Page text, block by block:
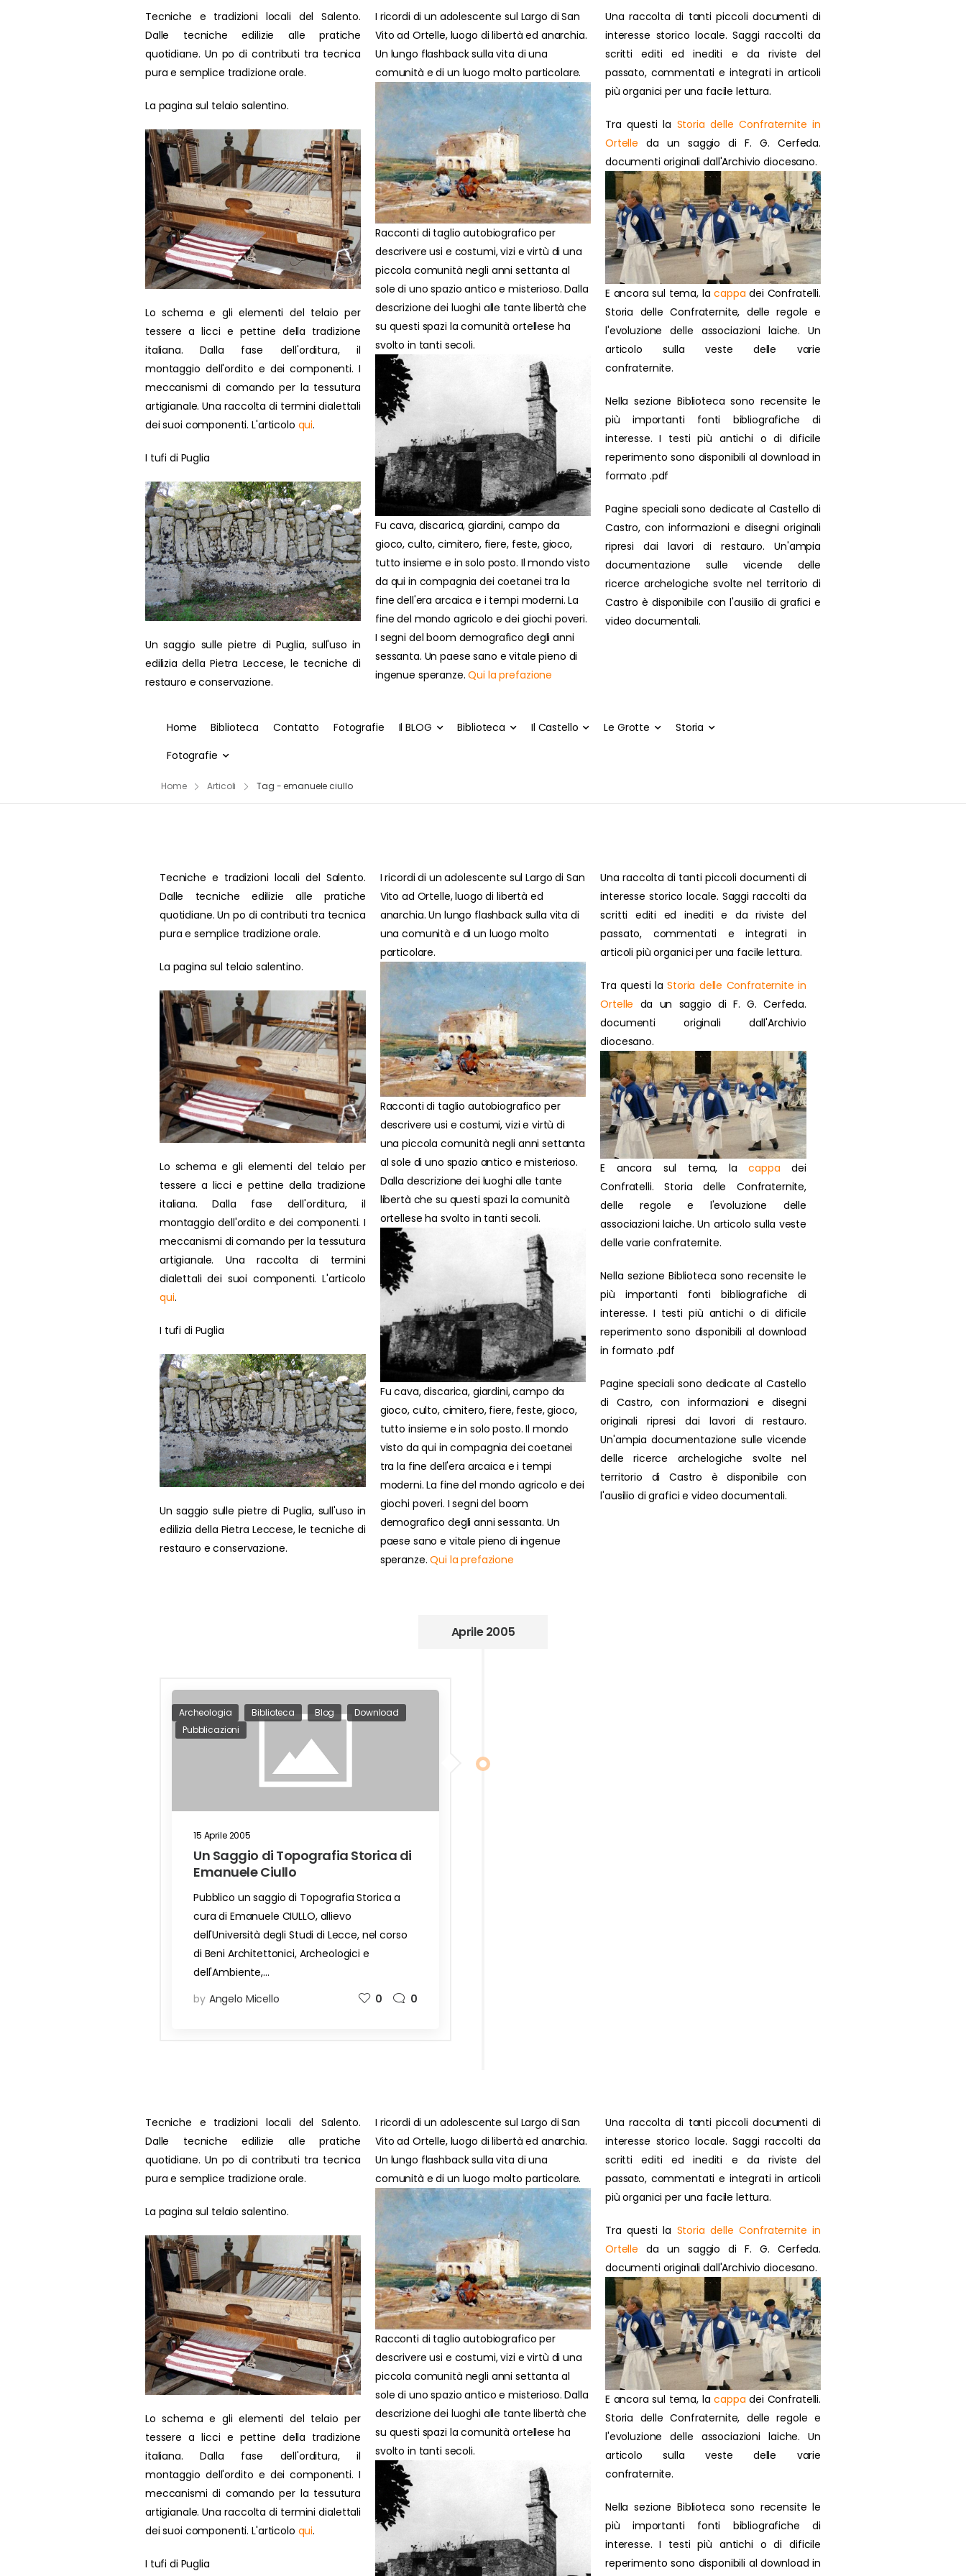
Tecniche e tradizioni locali del Salento.
Dalle tecniche edilizie alle pratiche
quotidiane. Un po di contributi tra tecnica
pura e semplice tradizione orale.
La pagina sul telaio salentino.
Lo schema e gli elementi del telaio per
tessere a licci e pettine della tradizione
italiana. Dalla fase dell'orditura, il
montaggio dell'ordito e dei componenti. I
meccanismi di comando per la tessutura
artigianale. Una raccolta di termini dialettali
dei suoi componenti. L'articolo qui.
I tufi di Puglia
Un saggio sulle pietre di Puglia, sull'uso in
edilizia della Pietra Leccese, le tecniche di
restauro e conservazione.
I ricordi di un adolescente sul Largo di San
Vito ad Ortelle, luogo di libertà ed anarchia.
Un lungo flashback sulla vita di una
comunità e di un luogo molto particolare.
Racconti di taglio autobiografico per
descrivere usi e costumi, vizi e virtù di una
piccola comunità negli anni settanta al
sole di uno spazio antico e misterioso. Dalla
descrizione dei luoghi alle tante libertà che
su questi spazi la comunità ortellese ha
svolto in tanti secoli.
Fu cava, discarica, giardini, campo da
gioco, culto, cimitero, fiere, feste, gioco,
tutto insieme e in solo posto. Il mondo visto
da qui in compagnia dei coetanei tra la
fine dell'era arcaica e i tempi moderni. La
fine del mondo agricolo e dei giochi poveri.
I segni del boom demografico degli anni
sessanta. Un paese sano e vitale pieno di
ingenue speranze.Qui la prefazione
Una raccolta di tanti piccoli documenti di
interesse storico locale. Saggi raccolti da
scritti editi ed inediti e da riviste del
passato, commentati e integrati in articoli
più organici per una facile lettura.
Tra questi la Storia delle Confraternite in
Ortelle da un saggio di F. G. Cerfeda.
documenti originali dall'Archivio diocesano.
E ancora sul tema, lacappa dei Confratelli.
Storia delle Confraternite, delle regole e
l'evoluzione delle associazioni laiche. Un
articolo sulla veste delle varie
confraternite.
Nella sezione Biblioteca sono recensite le
più importanti fonti bibliografiche di
interesse. I testi più antichi o di dificile
reperimento sono disponibili al download in
formato .pdf
Pagine speciali sono dedicate al Castello di
Castro, con informazioni e disegni originali
ripresi dai lavori di restauro. Un'ampia
documentazione sulle vicende delle
ricerce archelogiche svolte nel territorio di
Castro è disponibile con l'ausilio di grafici e
video documentali.
Home Biblioteca Contatto Fotografie Il BLOG Biblioteca Il Castello Le Grotte
Storia
Fotografie
Home Articoli Tag - emanuele ciullo
Tecniche e tradizioni locali del Salento.
Dalle tecniche edilizie alle pratiche
quotidiane. Un po di contributi tra tecnica
pura e semplice tradizione orale.
La pagina sul telaio salentino.
Lo schema e gli elementi del telaio per
tessere a licci e pettine della tradizione
italiana. Dalla fase dell'orditura, il
montaggio dell'ordito e dei componenti. I
meccanismi di comando per la tessutura
artigianale. Una raccolta di termini
dialettali dei suoi componenti. L'articolo
qui.
I tufi di Puglia
Un saggio sulle pietre di Puglia, sull'uso in
edilizia della Pietra Leccese, le tecniche di
restauro e conservazione.
I ricordi di un adolescente sul Largo di San
Vito ad Ortelle, luogo di libertà ed
anarchia. Un lungo flashback sulla vita di
una comunità e di un luogo molto
particolare.
Racconti di taglio autobiografico per
descrivere usi e costumi, vizi e virtù di
una piccola comunità negli anni settanta
al sole di uno spazio antico e misterioso.
Dalla descrizione dei luoghi alle tante
libertà che su questi spazi la comunità
ortellese ha svolto in tanti secoli.
Fu cava, discarica, giardini, campo da
gioco, culto, cimitero, fiere, feste, gioco,
tutto insieme e in solo posto. Il mondo
visto da qui in compagnia dei coetanei
tra la fine dell'era arcaica e i tempi
moderni. La fine del mondo agricolo e dei
giochi poveri. I segni del boom
demografico degli anni sessanta. Un
paese sano e vitale pieno di ingenue
speranze.Qui la prefazione
Una raccolta di tanti piccoli documenti di
interesse storico locale. Saggi raccolti da
scritti editi ed inediti e da riviste del
passato, commentati e integrati in
articoli più organici per una facile lettura.
Tra questi laStoria delle Confraternite in
Ortelle da un saggio di F. G. Cerfeda.
documenti originali dall'Archivio
diocesano.
E ancora sul tema, lacappa dei
Confratelli. Storia delle Confraternite,
delle regole e l'evoluzione delle
associazioni laiche. Un articolo sulla veste
delle varie confraternite.
Nella sezione Biblioteca sono recensite le
più importanti fonti bibliografiche di
interesse. I testi più antichi o di dificile
reperimento sono disponibili al download
in formato .pdf
Pagine speciali sono dedicate al Castello
di Castro, con informazioni e disegni
originali ripresi dai lavori di restauro.
Un'ampia documentazione sulle vicende
delle ricerce archelogiche svolte nel
territorio di Castro è disponibile con
l'ausilio di grafici e video documentali.
Aprile 2005
15 Aprile 2005
Archeologia Biblioteca Blog
Download
Pubblicazioni
Un Saggio di Topografia Storica di
Emanuele Ciullo
Pubblico un saggio di Topografia Storica a
cura di Emanuele CIULLO, allievo
dell'Università degli Studi di Lecce, nel corso
di Beni Architettonici, Archeologici e
dell'Ambiente,…
by Angelo Micello 0 0
Tecniche e tradizioni locali del Salento.
Dalle tecniche edilizie alle pratiche
quotidiane. Un po di contributi tra tecnica
pura e semplice tradizione orale.
La pagina sul telaio salentino.
Lo schema e gli elementi del telaio per
tessere a licci e pettine della tradizione
italiana. Dalla fase dell'orditura, il
montaggio dell'ordito e dei componenti. I
meccanismi di comando per la tessutura
artigianale. Una raccolta di termini dialettali
dei suoi componenti. L'articolo qui.
I tufi di Puglia
I ricordi di un adolescente sul Largo di San
Vito ad Ortelle, luogo di libertà ed anarchia.
Un lungo flashback sulla vita di una
comunità e di un luogo molto particolare.
Racconti di taglio autobiografico per
descrivere usi e costumi, vizi e virtù di una
piccola comunità negli anni settanta al
sole di uno spazio antico e misterioso. Dalla
descrizione dei luoghi alle tante libertà che
su questi spazi la comunità ortellese ha
svolto in tanti secoli.
Una raccolta di tanti piccoli documenti di
interesse storico locale. Saggi raccolti da
scritti editi ed inediti e da riviste del
passato, commentati e integrati in articoli
più organici per una facile lettura.
Tra questi la Storia delle Confraternite in
Ortelle da un saggio di F. G. Cerfeda.
documenti originali dall'Archivio diocesano.
E ancora sul tema, lacappa dei Confratelli.
Storia delle Confraternite, delle regole e
l'evoluzione delle associazioni laiche. Un
articolo sulla veste delle varie
confraternite.
Nella sezione Biblioteca sono recensite le
più importanti fonti bibliografiche di
interesse. I testi più antichi o di dificile
reperimento sono disponibili al download in